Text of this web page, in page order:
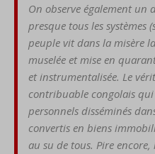
On observe également un
presque tous les systèmes
peuple vit dans la misère
muselée et mise en
etinstrumentalisée. Le
contribuable congolais
personnels disséminés
convertis en biens imm
au su de tous. Pire encore,